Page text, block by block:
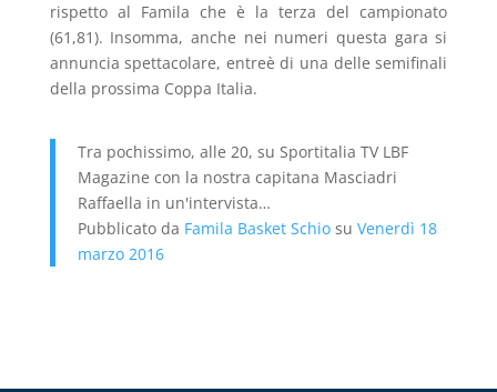
rispetto al Famila che è la terza del campionato
(61,81). Insomma, anche nei numeri questa gara si
annuncia spettacolare, entreè di una delle semifinali
della prossima Coppa Italia.
Tra pochissimo, alle 20, su Sportitalia TV LBF
Magazine con la nostra capitana Masciadri
Raffaella in un'intervista…
Pubblicato da Famila Basket Schiosu Venerdì 18
marzo 2016